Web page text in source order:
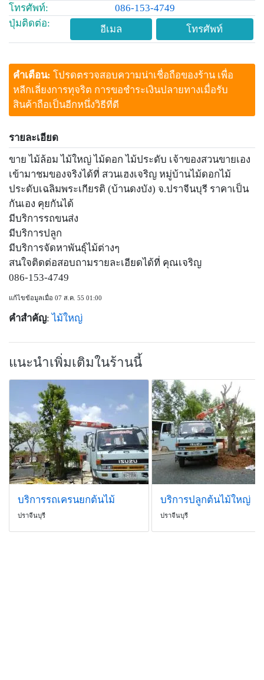
โทรศัพท์:
086-153-4749
ปุ่มติดต่อ:
อีเมล โทรศัพท์
คำเตือน: โปรดตรวจสอบความน่าเชื่อถือของร้าน เพื่อ
หลีกเลี่ยงการทุจริต การขอชำระเงินปลายทางเมื่อรับ
สินค้าถือเป็นอีกหนึ่งวิธีที่ดี
รายละเอียด
ขาย ไม้ล้อม ไม้ใหญ่ ไม้ดอก ไม้ประดับ เจ้าของสวนขายเอง
เข้ามาชมของจริงได้ที่ สวนเฮงเจริญ หมู่บ้านไม้ดอกไม้
ประดับเฉลิมพระเกียรติ (บ้านดงบัง) จ.ปราจีนบุรี ราคาเป็น
กันเอง คุยกันได้
มีบริการรถขนส่ง
มีบริการปลูก
มีบริการจัดหาพันธุ์ไม้ต่างๆ
สนใจติดต่อสอบถามรายละเอียดได้ที่ คุณเจริญ
086-153-4749
แก้ไขข้อมูลเมื่อ 07 ส.ค. 55 01:00
คำสำคัญ:ไม้ใหญ่
แนะนำเพิ่มเติมในร้านนี้
บริการรถเครนยกต้นไม้
ปราจีนบุรี
บริการปลูกต้นไม้ใหญ่
ปราจีนบุรี